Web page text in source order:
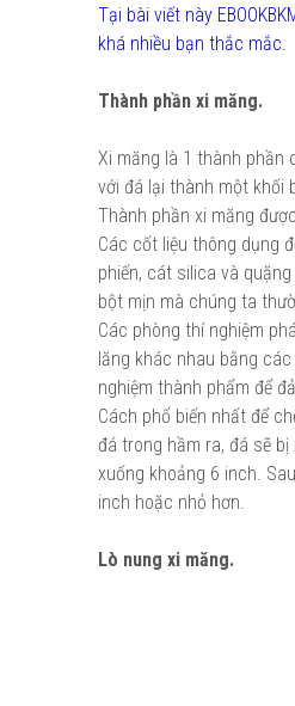
Tại bài viết này
khá nhiều bạn thắc mắc.
Thành phần xi măng.
Xi măng là 1 thành phần
với đá lại thành một khối
Thành phần xi măng
Các cốt liệu thông dụng
phiến, cát silica và
bột mịn mà chúng ta
Các phòng thí nghiệm
lăng khác nhau bằng
nghiệm thành phẩm để
Cách phổ biến nhất để
đá trong hầm ra, đá sẽ
xuống khoảng 6 inch.
inch hoặc nhỏ hơn.
Lò nung xi măng.